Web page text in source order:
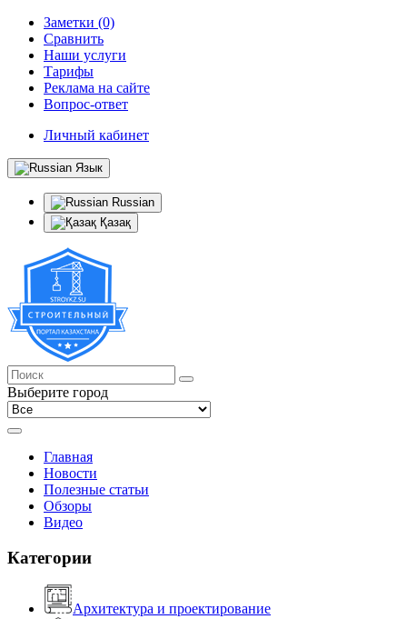
Заметки (0)
Сравнить
Наши услуги
Тарифы
Реклама на сайте
Вопрос-ответ
Личный кабинет
Язык
Russian
Қазақ
Выберите город
Главная
Новости
Полезные статьи
Обзоры
Видео
Категории
Архитектура и проектирование